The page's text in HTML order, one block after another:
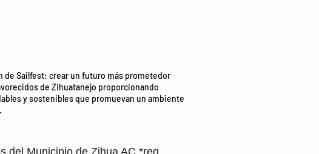
de Sailfest: crear un futuro más prometedor
de Zihuatanejo proporcionando
y sostenibles que promuevan un ambiente
del Municipio de Zihua AC *reg